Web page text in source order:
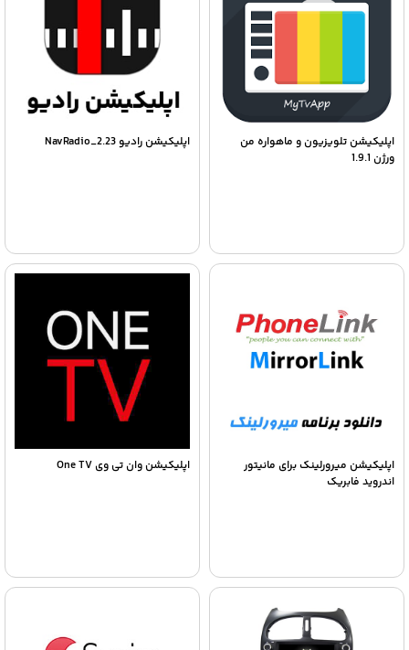
اپلیکیشن تلویزیون و ماهواره من
ورژن 1.9.1
اپلیکیشن رادیو NavRadio_2.23
اپلیکیشن میرورلینک برای مانیتور
اندروید فابریک
اپلیکیشن وان تی وی One TV